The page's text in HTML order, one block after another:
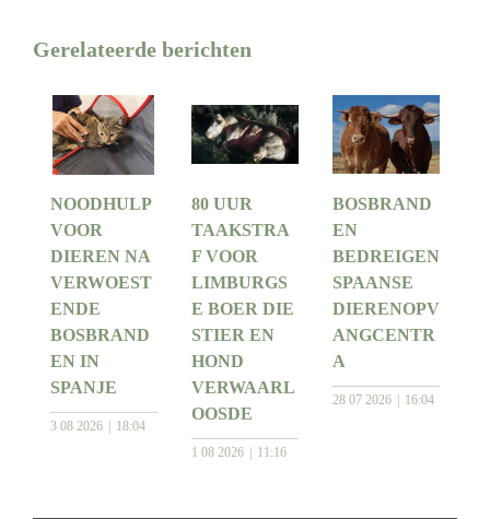
Gerelateerde berichten
NOODHULP
VOOR
DIEREN NA
VERWOEST
ENDE
BOSBRAND
EN IN
SPANJE
3 08 2026 18:04
80 UUR
TAAKSTRA
F VOOR
LIMBURGS
E BOER DIE
STIER EN
HOND
VERWAARL
OOSDE
1 08 2026 11:16
BOSBRAND
EN
BEDREIGEN
SPAANSE
DIERENOPV
ANGCENTR
A
28 07 2026 16:04